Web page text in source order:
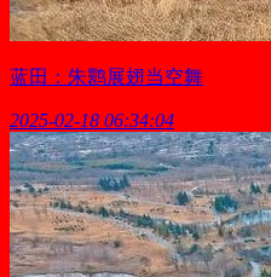
蓝田：朱鹮展翅当空舞
2025-02-18 06:34:04